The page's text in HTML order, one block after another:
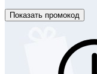
Показать промокод